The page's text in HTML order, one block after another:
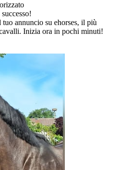
annuncio su ehorses, il più
Inizia ora in pochi minuti!